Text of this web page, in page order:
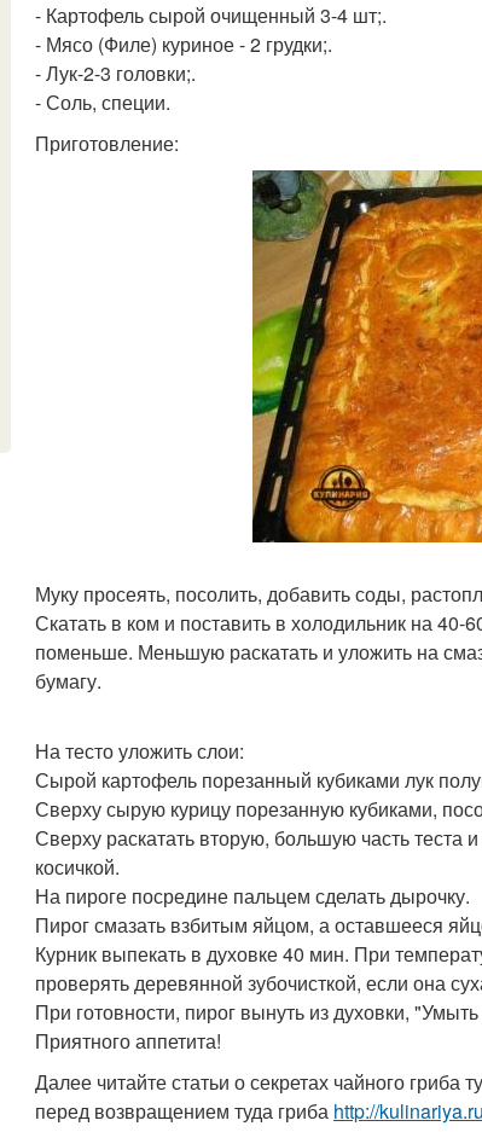
- Картофель сырой очищенный 3-4 шт;.
- Мясо (Филе) куриное - 2 грудки;.
- Лук-2-3 головки;.
- Соль, специи.
Приготовление:
Муку просеять, посолить, добавить соды,
Скатать в ком и поставить в холодильник на
поменьше. Меньшую раскатать и уложить на
бумагу.
На тесто уложить слои:
Сырой картофель порезанный кубиками лук
Сверху сырую курицу порезанную кубиками,
Сверху раскатать вторую, большую часть теста
косичкой.
На пироге посредине пальцем сделать дырочку.
Пирог смазать взбитым яйцом, а оставшееся
Курник выпекать в духовке 40 мин. При
проверять деревянной зубочисткой, если она
При готовности, пирог вынуть из духовки,
Приятного аппетита!
Далее читайте статьи о секретах чайного гриба
перед возвращением туда гриба http://